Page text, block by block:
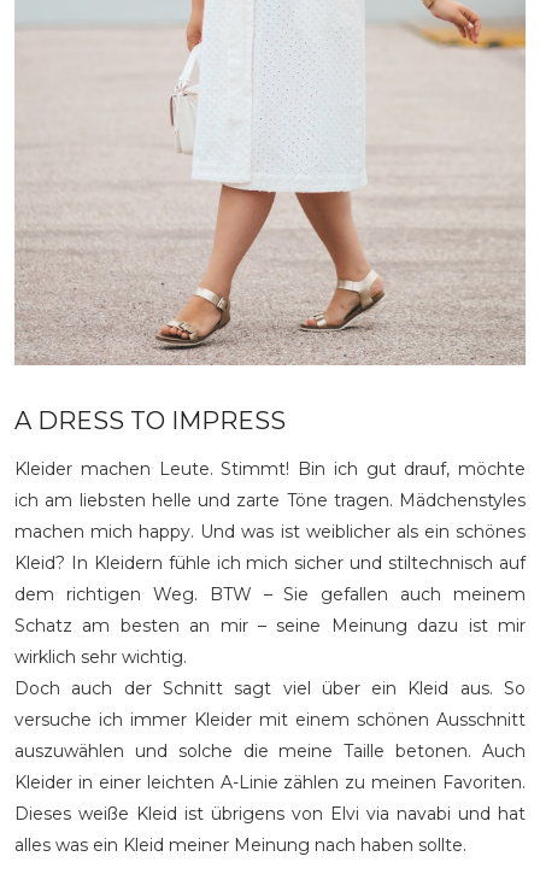
A DRESS TO IMPRESS
Kleider machen Leute. Stimmt! Bin ich gut drauf, möchte
ich am liebsten helle und zarte Töne tragen. Mädchenstyles
machen mich happy. Und was ist weiblicher als ein schönes
Kleid? In Kleidern fühle ich mich sicher und stiltechnisch auf
dem richtigen Weg. BTW – Sie gefallen auch meinem
Schatz am besten an mir – seine Meinung dazu ist mir
wirklich sehr wichtig.
Doch auch der Schnitt sagt viel über ein Kleid aus. So
versuche ich immer Kleider mit einem schönen Ausschnitt
auszuwählen und solche die meine Taille betonen. Auch
Kleider in einer leichten A-Linie zählen zu meinen Favoriten.
Dieses weiße Kleid ist übrigens von Elvi via navabi und hat
alles was ein Kleid meiner Meinung nach haben sollte.